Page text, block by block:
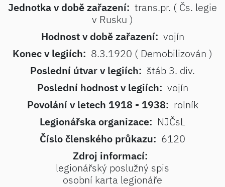
Jednotka v době zařazení: trans.pr. ( Čs. legie
v Rusku )
Hodnost v době zařazení: vojín
Konec v legiích: 8.3.1920 ( Demobilizován )
Poslední útvar v legiích: štáb 3. div.
Poslední hodnost v legiích: vojín
Povolání v letech 1918 - 1938: rolník
Legionářska organizace: NJČsL
Číslo členského průkazu: 6120
Zdroj informací:
legionářský poslužný spis
osobní karta legionáře